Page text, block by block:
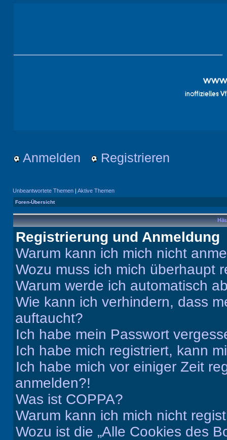
Anmelden Registrieren
Unbeantwortete Themen | Aktive Themen
Foren-Übersicht
Registrierung und Anmeldung
Warum kann ich mich nicht
Wozu muss ich mich überhaupt
Warum werde ich automatisch
Wie kann ich verhindern, dass
auftaucht?
Ich habe mein Passwort
Ich habe mich registriert, kann
Ich habe mich vor einiger Zeit
anmelden?!
Was ist COPPA?
Warum kann ich mich nicht
Wozu ist die „Alle Cookies des